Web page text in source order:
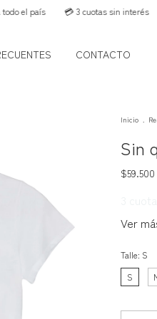
💳 3 cuotas sin interés 📦
CONTACTO
Inicio .
Sin
$59.500
Ver
Talle: S
S